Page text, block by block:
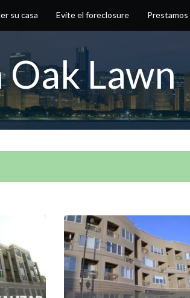
su casa Evite el foreclosure Prestamos
Oak Lawn